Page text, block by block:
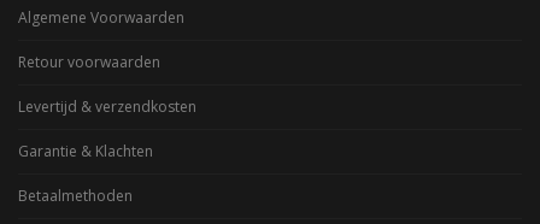
Algemene Voorwaarden
Retour voorwaarden
Levertijd & verzendkosten
Garantie & Klachten
Betaalmethoden